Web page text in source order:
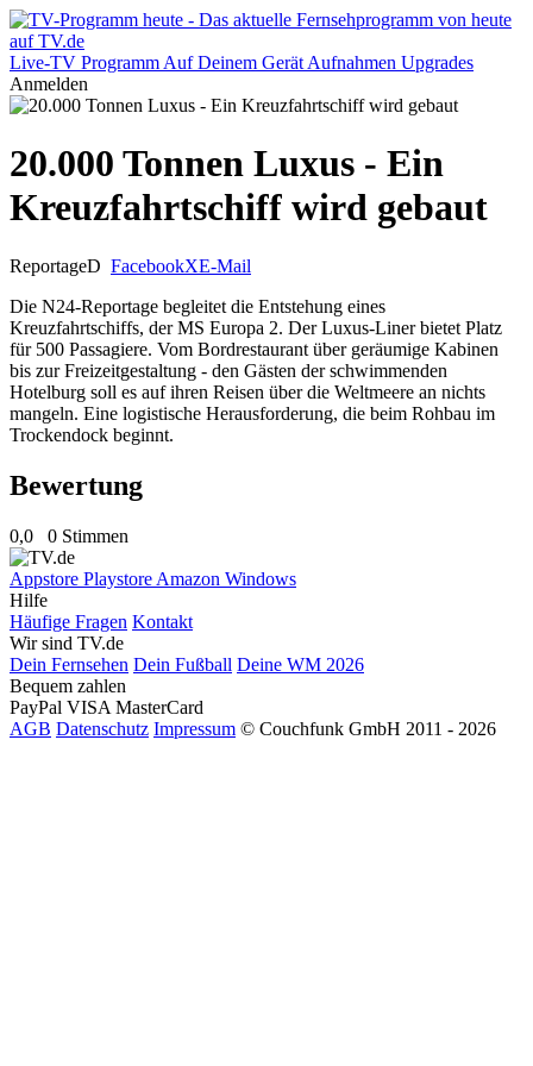
Live-TV Programm Auf Deinem Gerät Aufnahmen Upgrades
Anmelden
20.000 Tonnen Luxus - Ein
Kreuzfahrtschiff wird gebaut
ReportageD FacebookXE-Mail
Die N24-Reportage begleitet die Entstehung eines
Kreuzfahrtschiffs, der MS Europa 2. Der Luxus-Liner bietet Platz
für 500 Passagiere. Vom Bordrestaurant über geräumige Kabinen
bis zur Freizeitgestaltung - den Gästen der schwimmenden
Hotelburg soll es auf ihren Reisen über die Weltmeere an nichts
mangeln. Eine logistische Herausforderung, die beim Rohbau im
Trockendock beginnt.
Bewertung
0,0 0 Stimmen
Appstore Playstore Amazon Windows
Hilfe
Häufige Fragen Kontakt
Wir sind TV.de
Dein Fernsehen Dein Fußball Deine WM 2026
Bequem zahlen
PayPal VISA MasterCard
AGB Datenschutz Impressum © Couchfunk GmbH 2011 - 2026